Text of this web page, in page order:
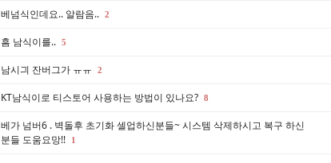
베넘식인데요.. 알람음.. 2
흠 남식이를.. 5
남시긔 잔버그가 ㅠㅠ 2
KT남식이로 티스토어 사용하는 방법이 있나요? 8
베가 넘버6 . 벽돌후 초기화 셀업하신분들~ 시스템 삭제하시고 복구 하신
분들 도움요망!!
1